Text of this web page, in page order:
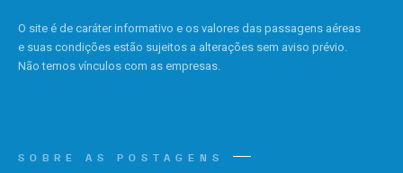
O site é de caráter informativo e os valores das passagens aéreas
e suas condições estão sujeitos a alterações sem aviso prévio.
Não temos vínculos com as empresas.
SOBRE AS POSTAGENS